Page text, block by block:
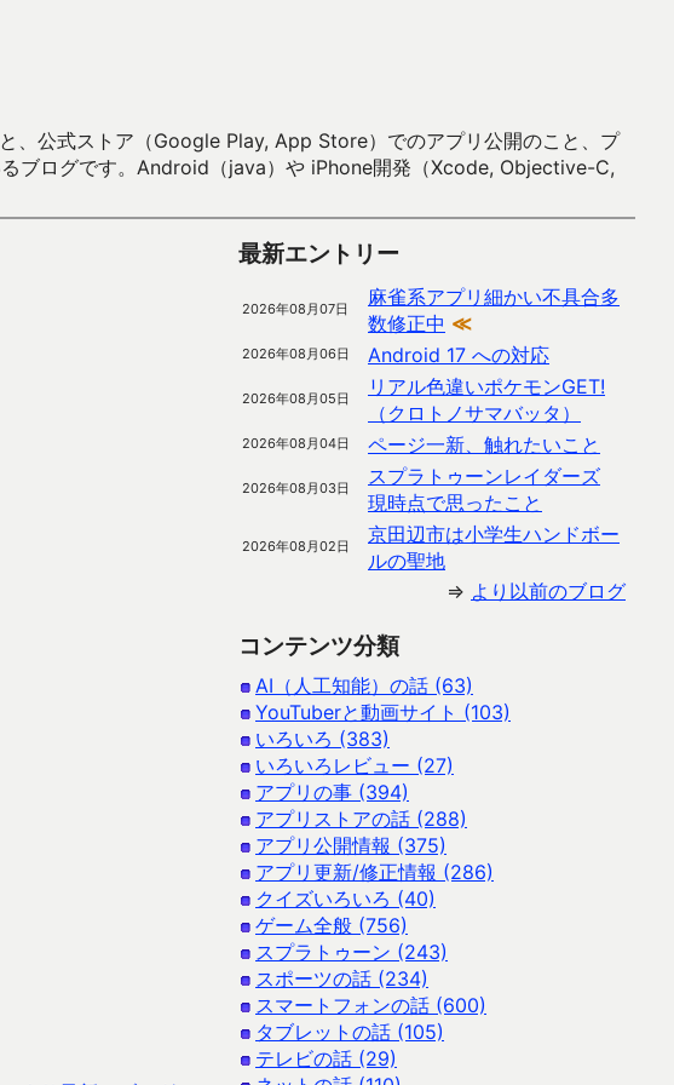
、公式ストア（Google Play, App Store）でのアプリ公開のこと、プ
ブログです。Android（java）や iPhone開発（Xcode, Objective-C,
最新エントリー
2026年08月07日
麻雀系アプリ細かい不具合多
数修正中 ≪
2026年08月06日 Android 17 への対応
2026年08月05日
リアル色違いポケモンGET!
（クロトノサマバッタ）
2026年08月04日 ページ一新、触れたいこと
2026年08月03日
スプラトゥーンレイダーズ
現時点で思ったこと
2026年08月02日
京田辺市は小学生ハンドボー
ルの聖地
⇒ より以前のブログ
コンテンツ分類
AI（人工知能）の話 (63)
YouTuberと動画サイト (103)
いろいろ (383)
いろいろレビュー (27)
アプリの事 (394)
アプリストアの話 (288)
アプリ公開情報 (375)
アプリ更新/修正情報 (286)
クイズいろいろ (40)
ゲーム全般 (756)
スプラトゥーン (243)
スポーツの話 (234)
スマートフォンの話 (600)
タブレットの話 (105)
テレビの話 (29)